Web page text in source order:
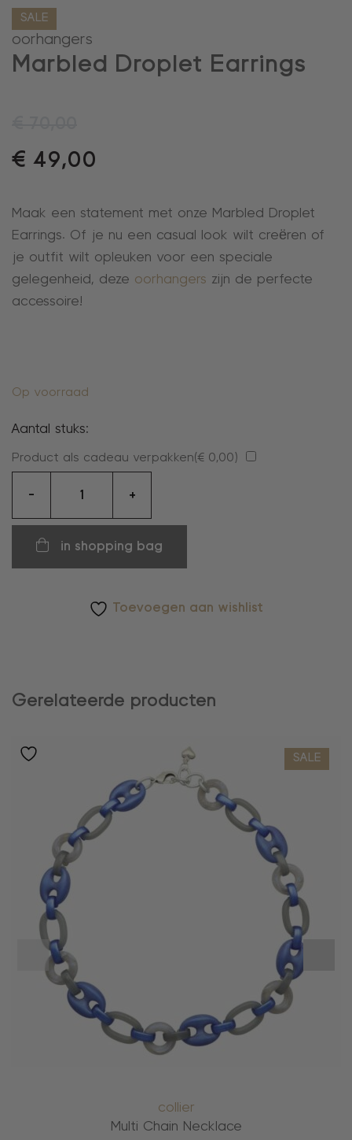
SALE
oorhangers
Marbled Droplet Earrings
€ 49,00
Maak een statement met onze Marbled Droplet
Earrings. Of je nu een casual look wilt creëren of
je outfit wilt opleuken voor een speciale
gelegenheid, deze oorhangers zijn de perfecte
accessoire!
Op voorraad
Aantal stuks:
Product als cadeau verpakken(€ 0,00)
-
aantal
+
in shopping bag
Toevoegen aan wishlist
Gerelateerde producten
SALE
collier
Multi Chain Necklace